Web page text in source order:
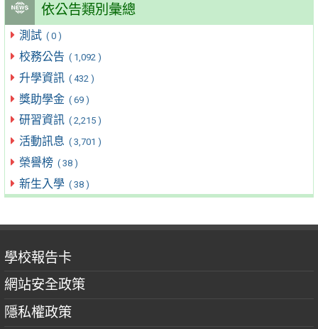
依公告類別彙總
測試 ( 0 )
校務公告 ( 1,092 )
升學資訊 ( 432 )
獎助學金 ( 69 )
研習資訊 ( 2,215 )
活動訊息 ( 3,701 )
榮譽榜 ( 38 )
新生入學 ( 38 )
學校報告卡
網站安全政策
隱私權政策